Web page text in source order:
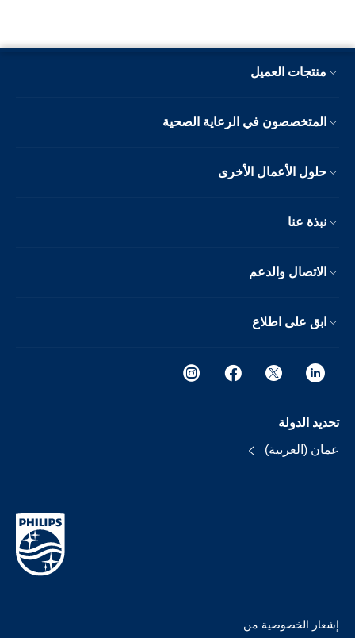
منتجات العميل
المتخصصون في الرعاية الصحية
حلول الأعمال الأخرى
نبذة عنا
الاتصال والدعم
ابق على اطلاع
تحديد الدولة
عمان (العربية)
إشعار الخصوصية من